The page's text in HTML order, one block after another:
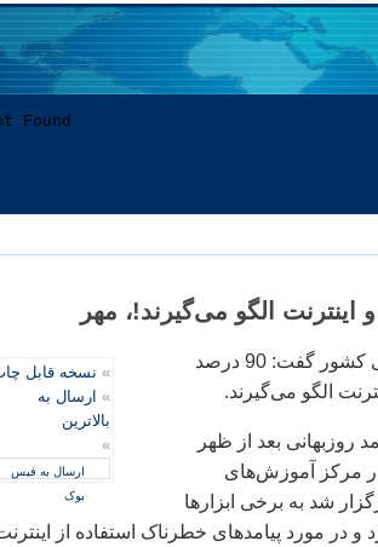
» نسخه قابل
» ارسال به
بالاترین
»
ارسال به فیس
بوک
رئیس پلیس امنیت اخلاقی نیروی انتظامی کشور گفت: 90 درصد
الگو می‌گیرند.
روزبهانی بعد از ظهر
مرکز آموزش‌های
شد به برخی ابزارها
در مورد پیامدهای خطرناک استفاده از